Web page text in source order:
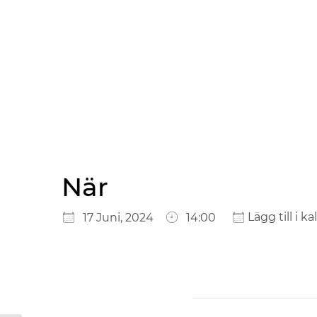
När
17 Juni, 2024 14:00 Lägg till i
Ladda ner ICS